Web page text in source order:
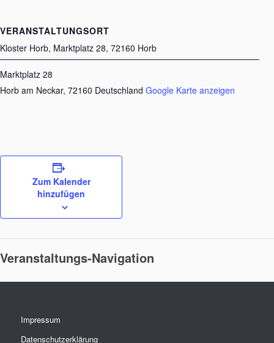
VERANSTALTUNGSORT
Kloster Horb, Marktplatz 28, 72160 Horb
Marktplatz 28
Horb am Neckar, 72160 Deutschland Google Karte anzeigen
Zum Kalender
hinzufügen
Veranstaltungs-Navigation
Impressum
Datenschutzerklärung